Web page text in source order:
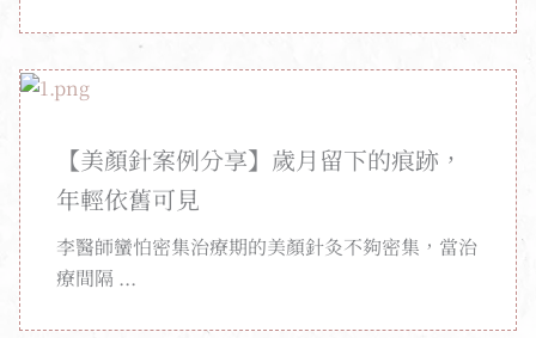
【美顏針案例分享】歲月留下的痕跡，
年輕依舊可見
李醫師蠻怕密集治療期的美顏針灸不夠密集，當治
療間隔 ...